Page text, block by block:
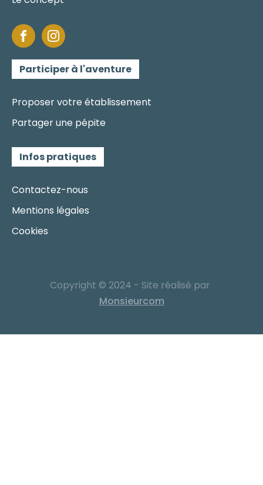
Participer à l'aventure
Proposer votre établissement
Partager une pépite
Infos pratiques
Contactez-nous
Mentions légales
Cookies
Copyright © 2024 - Site réalisé par
Monsieurcom